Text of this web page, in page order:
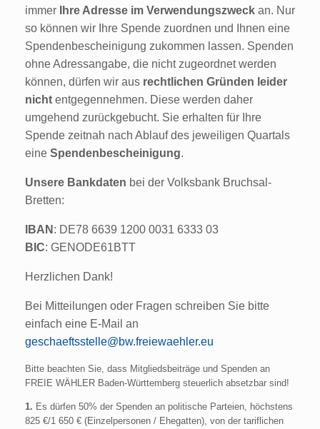
immer
Ihre Adresse im Verwendungszweck an. Nur
so können wir Ihre Spende zuordnen und Ihnen eine
Spendenbescheinigung zukommen lassen. Spenden
ohne Adressangabe, die nicht zugeordnet werden
können, dürfen wir aus rechtlichen Gründen leider
nicht entgegennehmen. Diese werden daher
umgehend zurückgebucht. Sie erhalten für Ihre
Spende zeitnah nach Ablauf des jeweiligen Quartals
eine Spendenbescheinigung.
Unsere Bankdaten bei der Volksbank Bruchsal-
Bretten:
IBAN : DE78 6639 1200 0031 6333 03
BIC: GENODE61BTT
Herzlichen Dank!
Bei Mitteilungen oder Fragen schreiben Sie bitte
einfach eine E-Mail an
geschaeftsstelle@bw.freiewaehler.eu
Bitte beachten Sie, dass Mitgliedsbeiträge und Spenden an
FREIE WÄHLER Baden-Württemberg steuerlich absetzbar sind!
1. Es dürfen 50% der Spenden an politische Parteien, höchstens
825 €/1 650 € (Einzelpersonen / Ehegatten), von der tariflichen